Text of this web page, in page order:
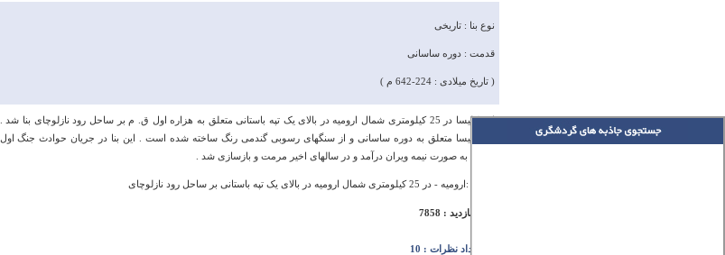
نوع بنا : تاریخی
قدمت : دوره ساسانی
( تاریخ میلادی : 224-642 م )
این کلیسا در 25 کیلومتری شمال ارومیه در بالای یک تپه باستانی متعلق به هزاره اول ق. م بر ساحل رود نازلوچای بنا شد .
این کلیسا متعلق به دوره ساسانی و از سنگهای رسوبی گندمی رنگ ساخته شده است . این بنا در جریان حوادث جنگ اول
جهانی به صورت نیمه ویران درآمد و در سالهای اخیر مرمت و بازسازی شد .
آدرس :ارومیه - در 25 کیلومتری شمال ارومیه در بالای یک تپه باستانی بر ساحل رود نازلوچای
تعداد بازدید : 7858
تعداد نظرات : 10